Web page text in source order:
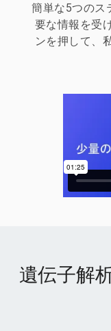
簡単な5つのス
要な情報を受
ンを押して、
遺伝子解